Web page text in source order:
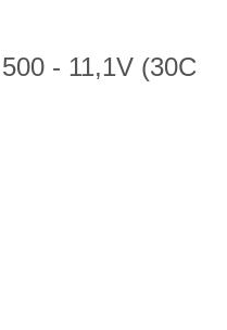
- 11,1V (30C